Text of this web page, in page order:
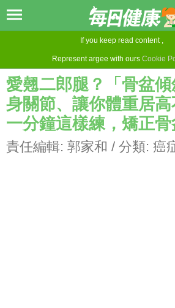
If you keep read content ,
Represent argee with ours Cookie
愛翹二郎腿？「骨盆
身關節、讓你體重居
一分鐘這樣練，矯正骨
責任編輯: 郭家和 / 分類: 癌